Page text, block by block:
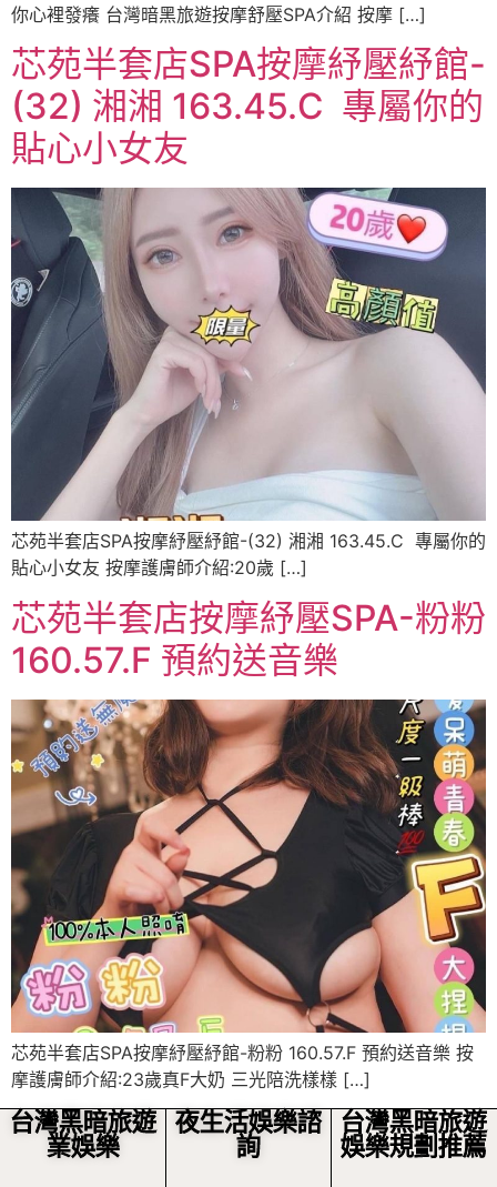
你心裡發癢 台灣暗黑旅遊按摩舒壓SPA介紹 按摩 […]
芯苑半套店SPA按摩紓壓紓館-
(32) 湘湘 163.45.C ️ 專屬你的
貼心小女友
芯苑半套店SPA按摩紓壓紓館-(32) 湘湘 163.45.C ️ 專屬你的
貼心小女友 按摩護膚師介紹:20歲 […]
芯苑半套店按摩紓壓SPA-粉粉
160.57.F 預約送音樂
芯苑半套店SPA按摩紓壓紓館-粉粉 160.57.F 預約送音樂 按
摩護膚師介紹:23歲真F大奶 三光陪洗樣樣 […]
台灣黑暗旅遊
業娛樂
夜生活娛樂諮
詢
台灣黑暗旅遊
娛樂規劃推薦